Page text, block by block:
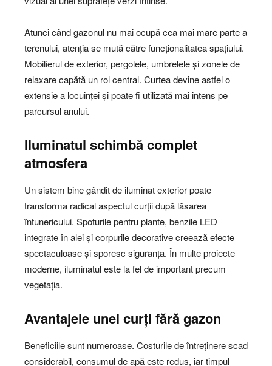
Atunci când gazonul nu mai ocupă cea mai mare parte a
terenului, atenția se mută către funcționalitatea spațiului.
Mobilierul de exterior, pergolele, umbrelele și zonele de
relaxare capătă un rol central. Curtea devine astfel o
extensie a locuinței și poate fi utilizată mai intens pe
parcursul anului.
Iluminatul schimbă complet
atmosfera
Un sistem bine gândit de iluminat exterior poate
transforma radical aspectul curții după lăsarea
întunericului. Spoturile pentru plante, benzile LED
integrate în alei și corpurile decorative creează efecte
spectaculoase și sporesc siguranța. În multe proiecte
moderne, iluminatul este la fel de important precum
vegetația.
Avantajele unei curți fără gazon
Beneficiile sunt numeroase. Costurile de întreținere scad
considerabil, consumul de apă este redus, iar timpul